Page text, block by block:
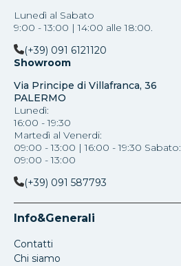
Lunedì al Sabato
9:00 - 13:00 | 14:00 alle 18:00.
(+39) 091 6121120
Showroom
Via Principe di Villafranca, 36
PALERMO
Lunedì:
16:00 - 19:30
Martedì al Venerdi:
09:00 - 13:00 | 16:00 - 19:30 Sabato:
09:00 - 13:00
(+39) 091 587793
Info&Generali
Contatti
Chi siamo